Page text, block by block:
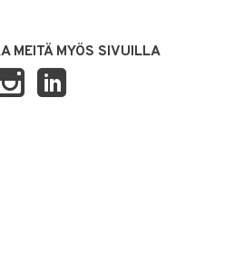
MEITÄ MYÖS SIVUILLA